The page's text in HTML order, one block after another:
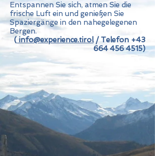
Entspannen Sie sich, atmen Sie die
frische Luft ein und genießen Sie
Spaziergänge in den nahegelegenen
Bergen.
( info@experience.tirol/ Telefon +43
664 456 4515)